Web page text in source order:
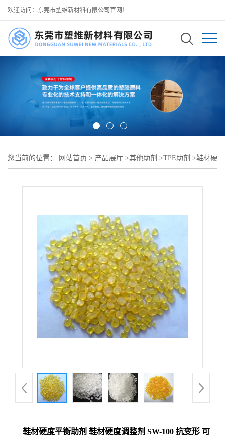
欢迎访问：东莞市塑维新材料有限公司官网！
您当前的位置： 网站首页 > 产品展厅 >其他助剂 >TPE助剂 >鞋材硬
鞋材硬度平衡助剂 鞋材硬度调整剂 SW-100 抗变形 可